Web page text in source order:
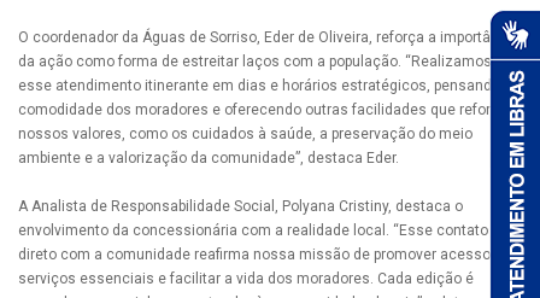
O coordenador da Águas de Sorriso, Eder de Oliveira, reforça a importância
da ação como forma de estreitar laços com a população. “Realizamos
esse atendimento itinerante em dias e horários estratégicos, pensando na
comodidade dos moradores e oferecendo outras facilidades que reforçam
nossos valores, como os cuidados à saúde, a preservação do meio
ambiente e a valorização da comunidade”, destaca Eder.
A Analista de Responsabilidade Social, Polyana Cristiny, destaca o
envolvimento da concessionária com a realidade local. “Esse contato
direto com a comunidade reafirma nossa missão de promover acesso a
serviços essenciais e facilitar a vida dos moradores. Cada edição é